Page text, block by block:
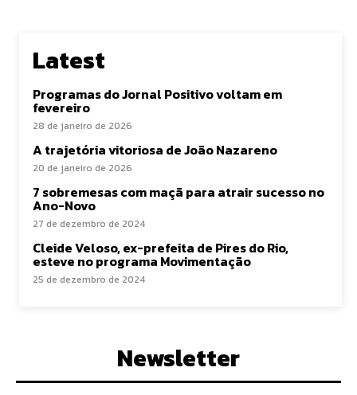
Latest
Programas do Jornal Positivo voltam em
fevereiro
28 de janeiro de 2026
A trajetória vitoriosa de João Nazareno
20 de janeiro de 2026
7 sobremesas com maçã para atrair sucesso no
Ano-Novo
27 de dezembro de 2024
Cleide Veloso, ex-prefeita de Pires do Rio,
esteve no programa Movimentação
25 de dezembro de 2024
Newsletter